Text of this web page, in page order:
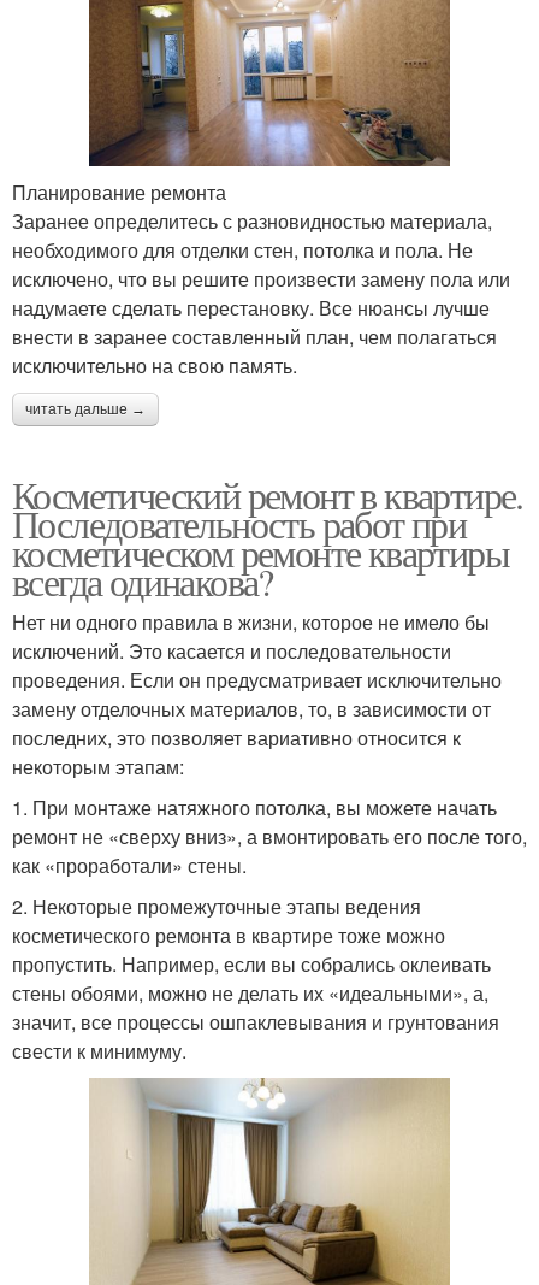
Планирование ремонта
Заранее определитесь с разновидностью материала,
необходимого для отделки стен, потолка и пола. Не
исключено, что вы решите произвести замену пола или
надумаете сделать перестановку. Все нюансы лучше
внести в заранее составленный план, чем полагаться
исключительно на свою память.
читать дальше →
Косметический ремонт в квартире.
Последовательность работ при
косметическом ремонте квартиры
всегда одинакова?
Нет ни одного правила в жизни, которое не имело бы
исключений. Это касается и последовательности
проведения. Если он предусматривает исключительно
замену отделочных материалов, то, в зависимости от
последних, это позволяет вариативно относится к
некоторым этапам:
1. При монтаже натяжного потолка, вы можете начать
ремонт не «сверху вниз», а вмонтировать его после того,
как «проработали» стены.
2. Некоторые промежуточные этапы ведения
косметического ремонта в квартире тоже можно
пропустить. Например, если вы собрались оклеивать
стены обоями, можно не делать их «идеальными», а,
значит, все процессы ошпаклевывания и грунтования
свести к минимуму.